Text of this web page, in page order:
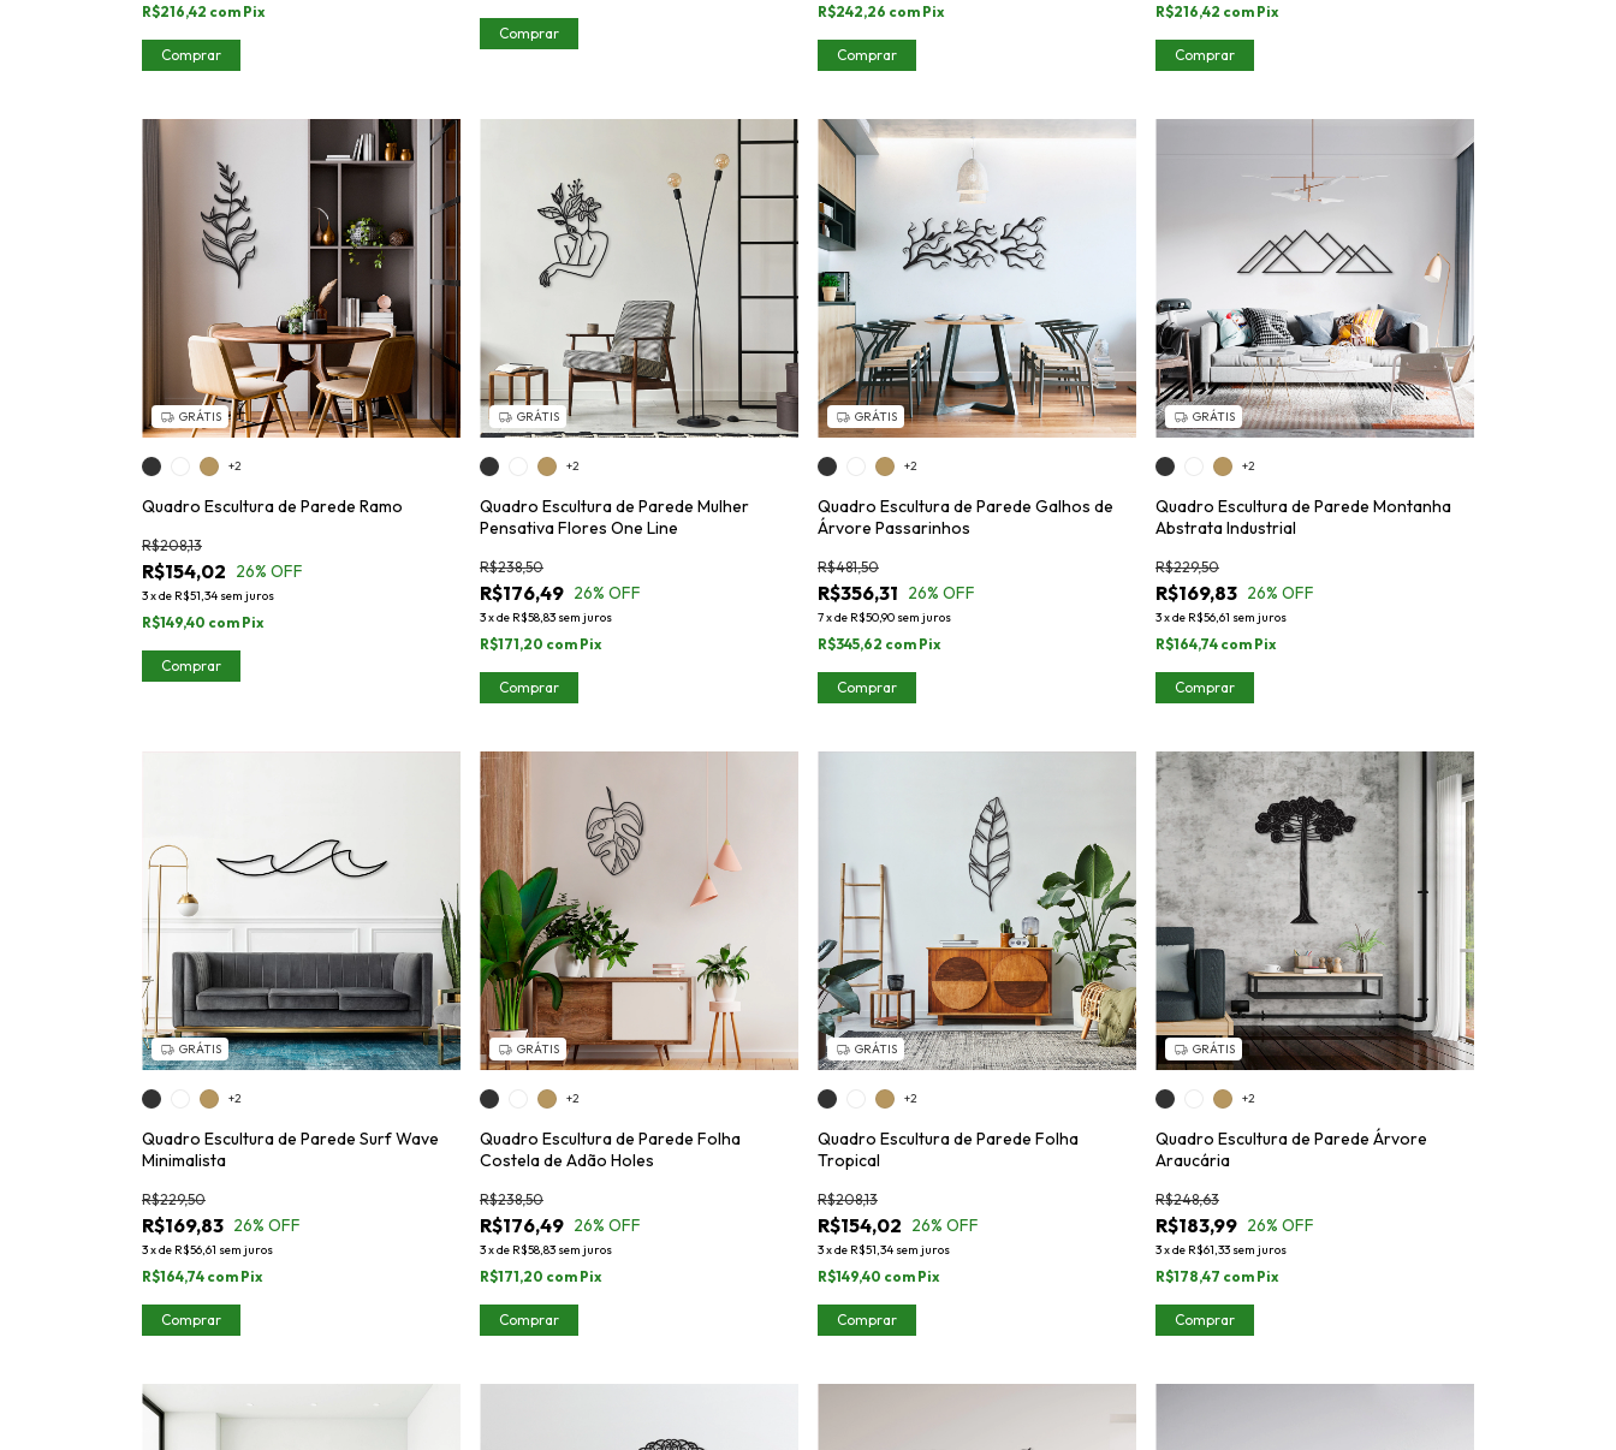
R$216,42 com Pix
Comprar
Comprar
R$242,26 com Pix
Comprar
R$216,42 com Pix
Comprar
GRÁTIS
Quadro Escultura de Parede Ramo
R$154,02
R$208,13
26% OFF
3xde R$51,34 sem juros
R$149,40 com Pix
+2
Comprar
GRÁTIS
Quadro Escultura de Parede Mulher
Pensativa Flores One Line
R$176,49
R$238,50
26% OFF
3xde R$58,83 sem juros
R$171,20 com Pix
+2
Comprar
GRÁTIS
Quadro Escultura de Parede Galhos de
Árvore Passarinhos
R$356,31
R$481,50
26% OFF
7xde R$50,90 sem juros
R$345,62 com Pix
+2
Comprar
GRÁTIS
Quadro Escultura de Parede Montanha
Abstrata Industrial
R$169,83
R$229,50
26% OFF
3xde R$56,61 sem juros
R$164,74 com Pix
+2
Comprar
GRÁTIS
Quadro Escultura de Parede Surf Wave
Minimalista
R$169,83
R$229,50
26% OFF
3xde R$56,61 sem juros
R$164,74 com Pix
+2
Comprar
GRÁTIS
Quadro Escultura de Parede Folha
Costela de Adão Holes
R$176,49
R$238,50
26% OFF
3xde R$58,83 sem juros
R$171,20 com Pix
+2
Comprar
GRÁTIS
Quadro Escultura de Parede Folha
Tropical
R$154,02
R$208,13
26% OFF
3xde R$51,34 sem juros
R$149,40 com Pix
+2
Comprar
GRÁTIS
Quadro Escultura de Parede Árvore
Araucária
R$183,99
R$248,63
26% OFF
3xde R$61,33 sem juros
R$178,47 com Pix
+2
Comprar